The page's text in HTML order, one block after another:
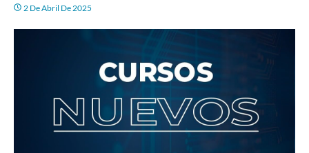
2 De Abril De 2025